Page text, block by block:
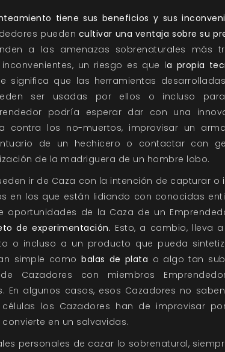
tiene sus beneficios y sus
pueden cultivar una ventaja sobre su
a las amenazas sobrenaturales más
un riesgo es que la propia
significa que las herramientas
ser usadas por ellos o incluso
podría esperar dar con una
contra los no-muertos, improvisar un
de un hechicero o contactar con
de la madriguera de un hombre lobo.
ir de Caza con la intención de capturar o
en los que están lidiando con conocidas
oportunidades de la Caza de un
de experimentación. Esto, a cambio, lleva
o incluso a un producto que pueda
simple como balas de plata o algo tan
Cazadores con miembros
algunos casos, esos Cazadores no
los Cazadores han de improvisar
en un salvavidas.
personales de cazar lo sobrenatural,